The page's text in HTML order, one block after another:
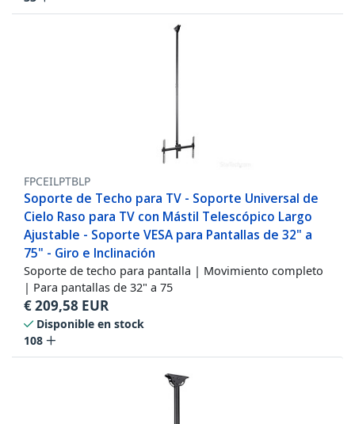
FPCEILPTBLP
Soporte de Techo para TV - Soporte Universal de
Cielo Raso para TV con Mástil Telescópico Largo
Ajustable - Soporte VESA para Pantallas de 32" a
75" - Giro e Inclinación
Soporte de techo para pantalla | Movimiento completo
| Para pantallas de 32" a 75
€209,58 EUR
Disponible en stock
108